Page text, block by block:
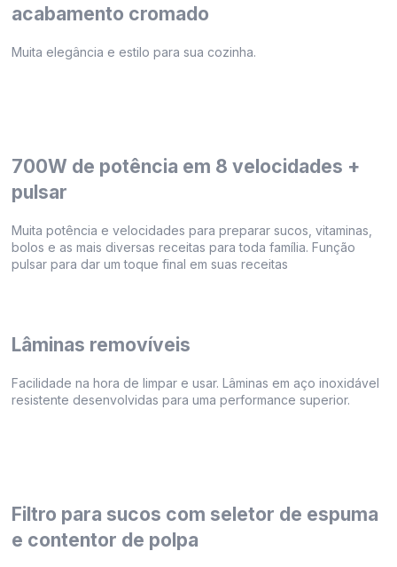
acabamento cromado
Muita elegância e estilo para sua cozinha.
700W de potência em 8 velocidades +
pulsar
Muita potência e velocidades para preparar sucos, vitaminas,
bolos e as mais diversas receitas para toda família. Função
pulsar para dar um toque final em suas receitas
Lâminas removíveis
Facilidade na hora de limpar e usar. Lâminas em aço inoxidável
resistente desenvolvidas para uma performance superior.
Filtro para sucos com seletor de espuma
e contentor de polpa